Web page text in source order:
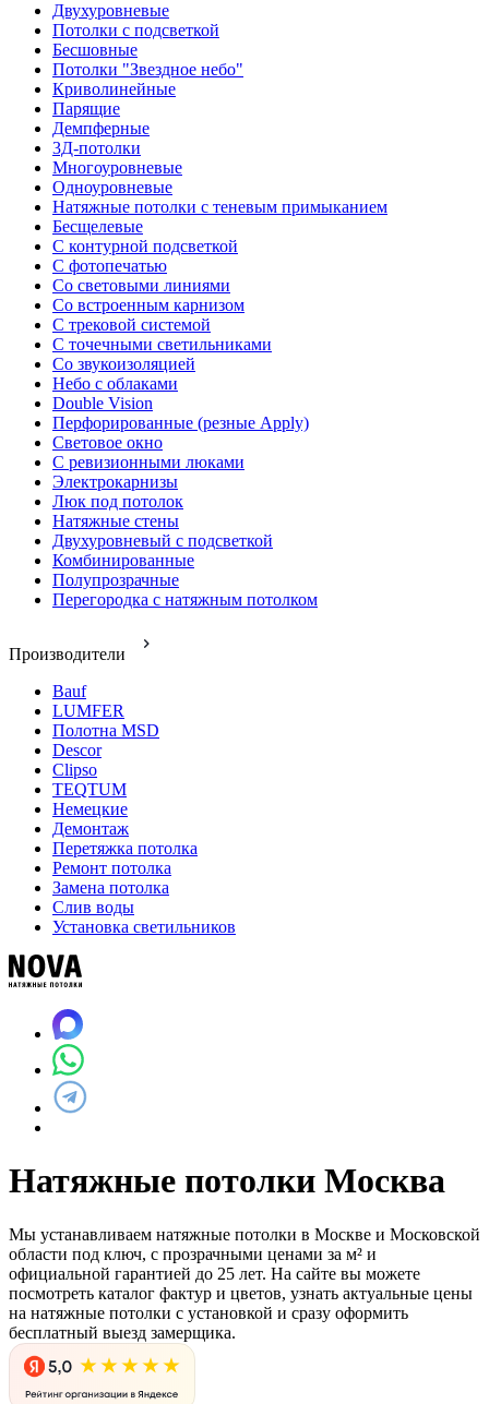
Двухуровневые
Потолки с подсветкой
Бесшовные
Потолки "Звездное небо"
Криволинейные
Парящие
Демпферные
3Д-потолки
Многоуровневые
Одноуровневые
Натяжные потолки с теневым примыканием
Бесщелевые
С контурной подсветкой
С фотопечатью
Со световыми линиями
Со встроенным карнизом
С трековой системой
С точечными светильниками
Со звукоизоляцией
Небо с облаками
Double Vision
Перфорированные (резные Apply)
Световое окно
С ревизионными люками
Электрокарнизы
Люк под потолок
Натяжные стены
Двухуровневый с подсветкой
Комбинированные
Полупрозрачные
Перегородка с натяжным потолком
Производители
Bauf
LUMFER
Полотна MSD
Descor
Clipso
TEQTUM
Немецкие
Демонтаж
Перетяжка потолка
Ремонт потолка
Замена потолка
Слив воды
Установка светильников
Натяжные потолки Москва
Мы устанавливаем натяжные потолки в Москве и Московской
области под ключ, с прозрачными ценами за м² и
официальной гарантией до 25 лет. На сайте вы можете
посмотреть каталог фактур и цветов, узнать актуальные цены
на натяжные потолки с установкой и сразу оформить
бесплатный выезд замерщика.